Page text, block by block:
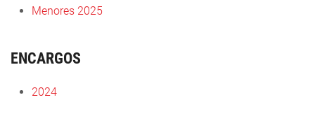
Menores 2025
ENCARGOS
2024